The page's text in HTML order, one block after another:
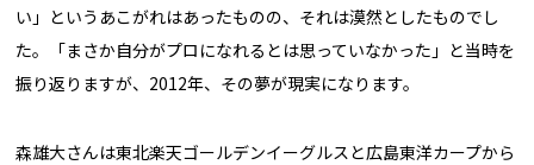
い」というあこがれはあったものの、それは漠然としたものでし
た。「まさか自分がプロになれるとは思っていなかった」と当時を
振り返りますが、2012年、その夢が現実になります。
森雄大さんは東北楽天ゴールデンイーグルスと広島東洋カープから